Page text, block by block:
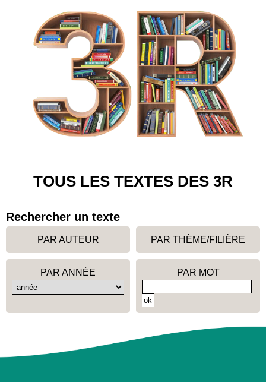
TOUS LES TEXTES DES 3R
Rechercher un texte
PAR AUTEUR PAR THÈME/FILIÈRE
PAR ANNÉE PAR MOT